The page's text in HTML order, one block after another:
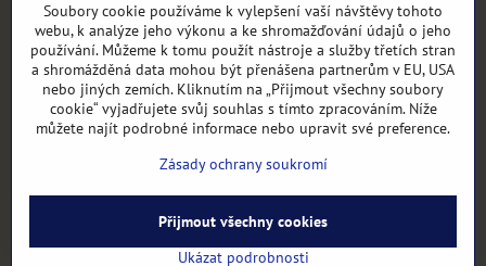
Kontakty
Objednávky
Vše k nákupu
©2026CopyrightPředvolby soukromíZásady ochrany soukromí
Soubory cookie používáme k vylepšení vaší návštěvy tohoto
webu, k analýze jeho výkonu a ke shromažďování údajů o jeho
používání. Můžeme k tomu použít nástroje a služby třetích stran
a shromážděná data mohou být přenášena partnerům v EU, USA
nebo jiných zemích. Kliknutím na „Přijmout všechny soubory
cookie“ vyjadřujete svůj souhlas s tímto zpracováním. Níže
můžete najít podrobné informace nebo upravit své preference.
Zásady ochrany soukromí
Ukázat podrobnosti
Přijmout všechny cookies